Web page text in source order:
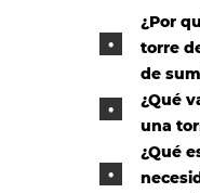
¿Por
torre
de
¿Qué
una
¿Qué